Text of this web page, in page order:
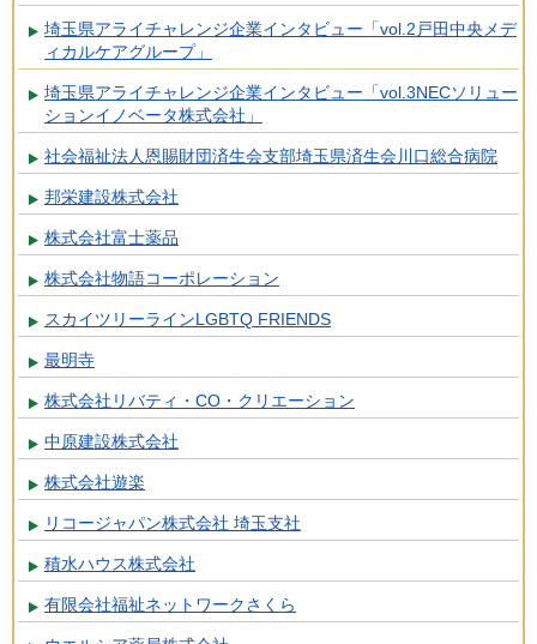
埼玉県アライチャレンジ企業インタビュー「vol.2戸田中央メデ
ィカルケアグループ」
埼玉県アライチャレンジ企業インタビュー「vol.3NECソリュー
ションイノベータ株式会社」
社会福祉法人恩賜財団済生会支部埼玉県済生会川口総合病院
邦栄建設株式会社
株式会社富士薬品
株式会社物語コーポレーション
スカイツリーラインLGBTQ FRIENDS
最明寺
株式会社リバティ・CO・クリエーション
中原建設株式会社
株式会社遊楽
リコージャパン株式会社 埼玉支社
積水ハウス株式会社
有限会社福祉ネットワークさくら